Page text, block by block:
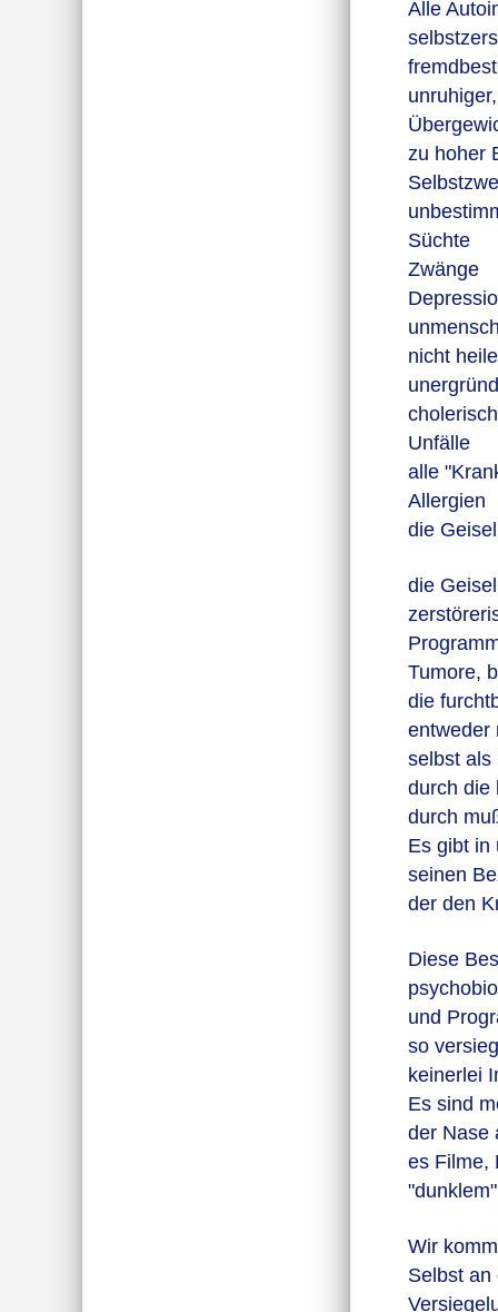
Alle
zu hoher
Süchte
Zwänge
nicht
Unfälle
alle
Allergien
die
die
Tumore,
die
entweder
selbst als
durch die
durch
Es gibt in
seinen
der den
Diese
und
so
keinerlei
Es sind
der Nase
es Filme,
"dunklem"
Wir
Selbst an